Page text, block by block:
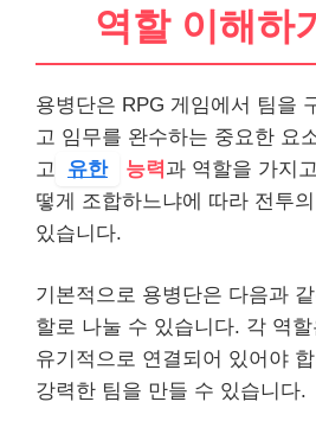
역할 이해하
용병단은 RPG 게임에서 팀을
고 임무를 완수하는 중요한 요
고
유한 능력 과 역할을 가지
떻게 조합하느냐에 따라 전투
있습니다.
기본적으로 용병단은 다음과
할로 나눌 수 있습니다. 각 역
유기적으로 연결되어 있어야
강력한 팀을 만들 수 있습니다.